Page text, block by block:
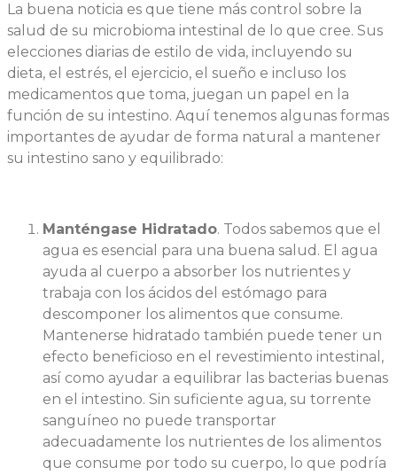
La buena noticia es que tiene más control sobre la
salud de su microbioma intestinal de lo que cree. Sus
elecciones diarias de estilo de vida, incluyendo su
dieta, el estrés, el ejercicio, el sueño e incluso los
medicamentos que toma, juegan un papel en la
función de su intestino. Aquí tenemos algunas formas
importantes de ayudar de forma natural a mantener
su intestino sano y equilibrado:
Manténgase Hidratado. Todos sabemos que el
agua es esencial para una buena salud. El agua
ayuda al cuerpo a absorber los nutrientes y
trabaja con los ácidos del estómago para
descomponer los alimentos que consume.
Mantenerse hidratado también puede tener un
efecto beneficioso en el revestimiento intestinal,
así como ayudar a equilibrar las bacterias buenas
en el intestino. Sin suficiente agua, su torrente
sanguíneo no puede transportar
adecuadamente los nutrientes de los alimentos
que consume por todo su cuerpo, lo que podría